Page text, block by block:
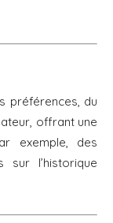
préférences, du
offrant une
exemple, des
sur l’historique